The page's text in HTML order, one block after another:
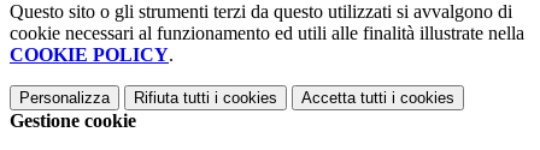
Questo sito o gli strumenti terzi da questo utilizzati si avvalgono di
cookie necessari al funzionamento ed utili alle finalità illustrate nella
COOKIE POLICY.
Personalizza Rifiuta tutti i cookies Accetta tutti i cookies
Gestione cookie